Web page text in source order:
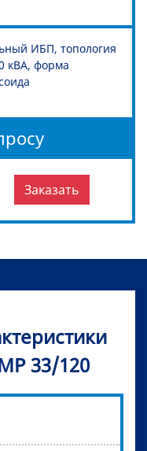
ИБП, топология
кВА, форма
Заказать
33/120